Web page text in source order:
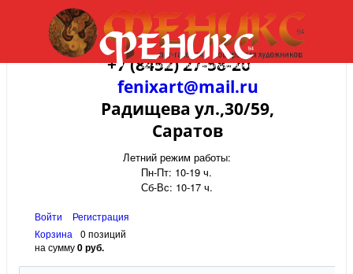
+7 (8452) 27-58-20
fenixart@mail.ru
Радищева ул.,30/59,
Саратов
Летний режим работы:
Пн-Пт: 10-19 ч.
Сб-Вс: 10-17 ч.
Войти
Регистрация
Корзина
0 позиций
на сумму0 руб.